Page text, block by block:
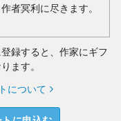
者冥利に尽きます。
録すると、作家にギフ
ます。
について